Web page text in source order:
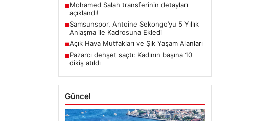
■Mohamed Salah transferinin detayları
açıklandı!
■Samsunspor, Antoine Sekongo’yu 5 Yıllık
Anlaşma ile Kadrosuna Ekledi
■Açık Hava Mutfakları ve Şık Yaşam Alanları
■Pazarcı dehşet saçtı: Kadının başına 10
dikiş atıldı
Güncel